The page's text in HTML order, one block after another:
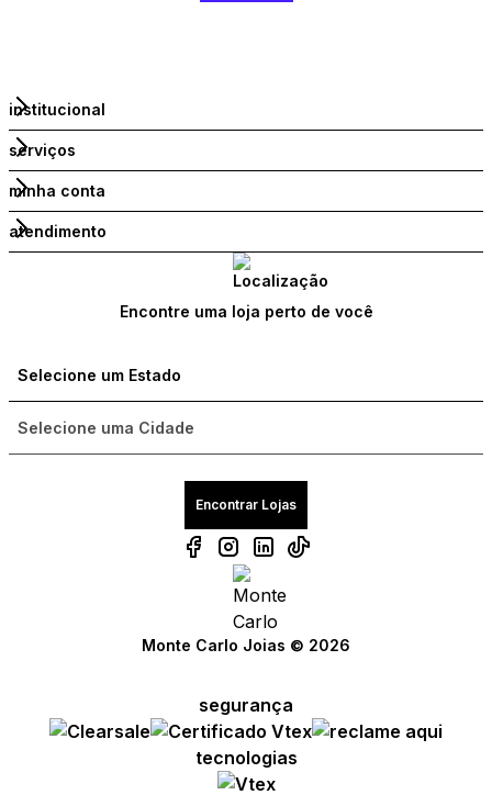
Compre com um Embaixador
Compre com um Embaixador
institucional
serviços
minha conta
atendimento
Encontre uma loja perto de você
Encontrar Lojas
Monte Carlo Joias © 2026
segurança
tecnologias
Compre com um Embaixador